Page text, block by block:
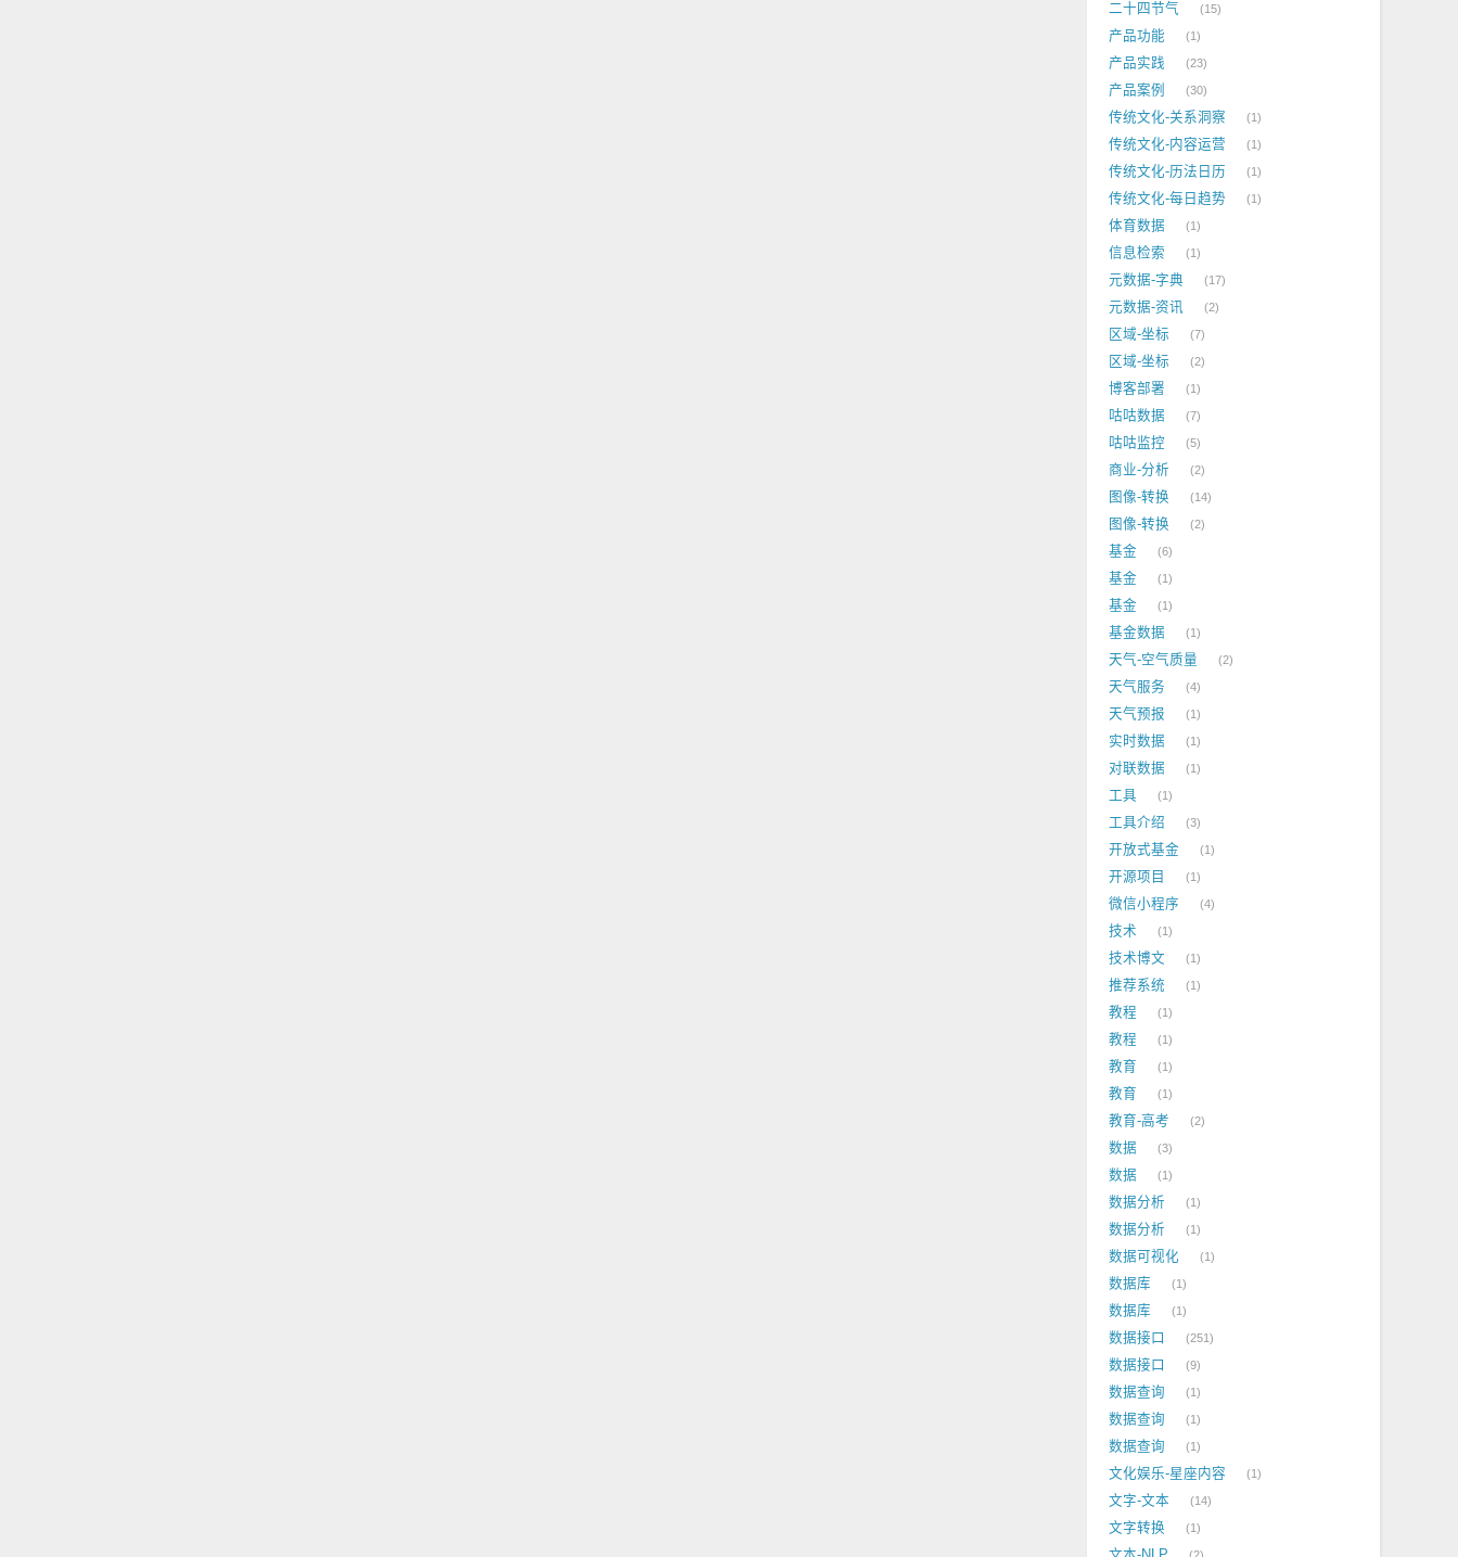
二十四节气 15
产品功能 1
产品实践 23
产品案例 30
传统文化-关系洞察 1
传统文化-内容运营 1
传统文化-历法日历 1
传统文化-每日趋势 1
体育数据 1
信息检索 1
元数据-字典 17
元数据-资讯 2
区域-坐标 7
区域-坐标 2
博客部署 1
咕咕数据 7
咕咕监控 5
商业-分析 2
图像-转换 14
图像-转换 2
基金 6
基金 1
基金 1
基金数据 1
天气-空气质量 2
天气服务 4
天气预报 1
实时数据 1
对联数据 1
工具 1
工具介绍 3
开放式基金 1
开源项目 1
微信小程序 4
技术 1
技术博文 1
推荐系统 1
教程 1
教程 1
教育 1
教育 1
教育-高考 2
数据 3
数据 1
数据分析 1
数据分析 1
数据可视化 1
数据库 1
数据库 1
数据接口 251
数据接口 9
数据查询 1
数据查询 1
数据查询 1
文化娱乐-星座内容 1
文字-文本 14
文字转换 1